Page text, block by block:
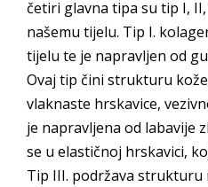
četiri glavna tipa su tip I,
našemu tijelu. Tip I.
tijelu te je napravljen od
Ovaj tip čini strukturu
vlaknaste hrskavice,
je napravljena od labavije
se u elastičnoj hrskavici,
Tip III. podržava strukturu